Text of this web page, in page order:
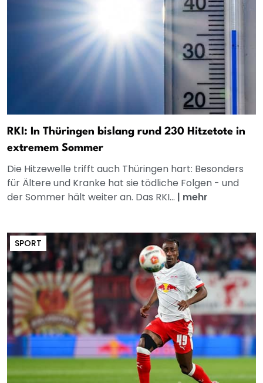
RKI: In Thüringen bislang rund 230 Hitzetote in
extremem Sommer
Die Hitzewelle trifft auch Thüringen hart: Besonders
für Ältere und Kranke hat sie tödliche Folgen - und
der Sommer hält weiter an. Das RKI... | mehr
SPORT